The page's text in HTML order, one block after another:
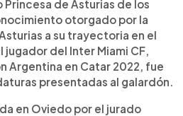
más importantes del
El jurado destacó
del mundo con
y títulos en el fútbol
su labor solidaria a través
y su trabajo en favor de
infantil.
de Asturias de los
otorgado por la
a su trayectoria en el
del Inter Miami CF,
Argentina en Catar 2022, fue
presentadas al galardón.
en Oviedo por el jurado